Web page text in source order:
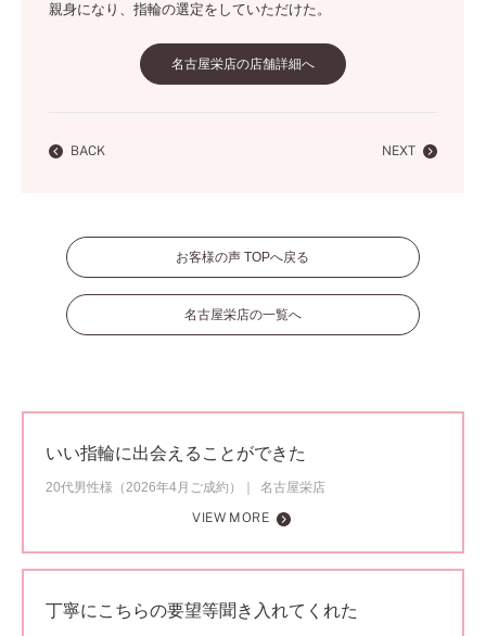
親身になり、指輪の選定をしていただけた。
名古屋栄店の店舗詳細へ
BACK NEXT
お客様の声 TOPへ戻る
名古屋栄店の一覧へ
いい指輪に出会えることができた
20代男性様（2026年4月ご成約）
名古屋栄店
VIEW MORE
丁寧にこちらの要望等聞き入れてくれた